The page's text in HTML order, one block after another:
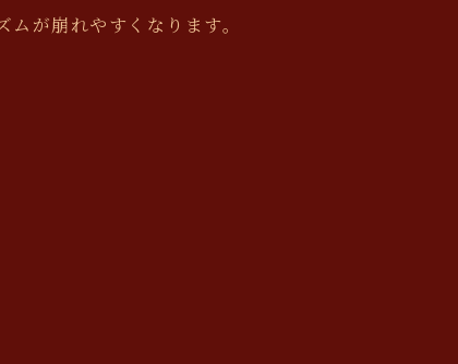
が崩れやすくなります。